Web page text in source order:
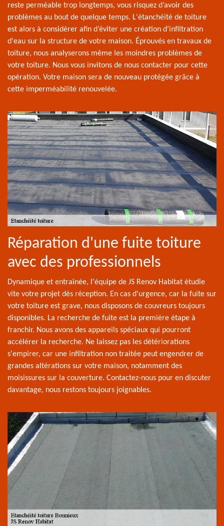
reste perméable trop longtemps, vous risquez d’avoir des
problèmes au bout de quelque temps. L'étanchéité de toiture
est alors à considérer afin d’éviter une création d’infiltration
d'eau sur la structure de votre maison. Éprouvés en travaux de
toiture, nous analyserons même les moindres problèmes de
votre toiture. Nous vous invitons de nous contacter pour cette
opération. Votre maison sera de nouveau protégée grâce à
cette imperméabilité renouvelée.
Réparation d'une fuite toiture
avec des professionnels
Dynamique et entraînée, l'équipe de JS Renov Habitat étudie
vite votre projet dès réception. En cas d'urgence, car la fuite sur
votre toiture est grave, nous disposons de couvreurs toujours
disponibles. La recherche de fuite est la première étape à
franchir. Nous avons des appareils spéciaux qui pourront
accélérer la recherche. Ne laissez pas les détériorations
s'empirer, car une infiltration non traitée peut engendrer de
grandes altérations sur votre maison, notamment des
moisissures sur la couverture. Contactez-nous pour en discuter
davantage, nous restons toujours joignables.